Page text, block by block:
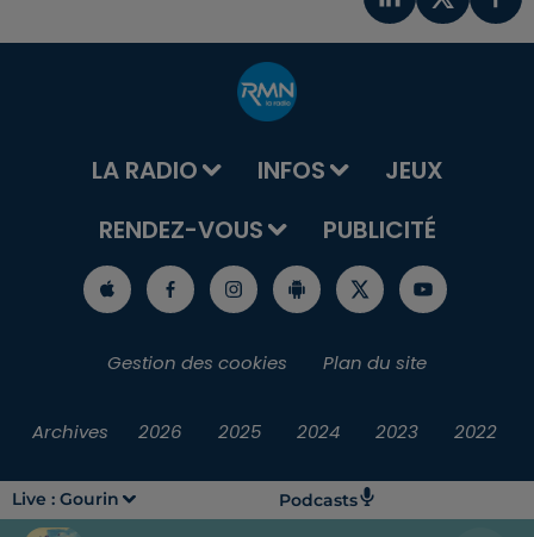
Live : Gourin Podcasts
LA RADIO INFOS
JEUX
RENDEZ-VOUS
PUBLICITÉ
Gestion des cookies Plan du site
Archives 2026 2025 2024 2023 2022